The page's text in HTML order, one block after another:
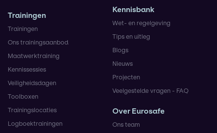
Trainingen
Trainingen
Ons trainingsaanbod
Maatwerktraining
Kennissessies
Veiligheidsdagen
Toolboxen
Trainingslocaties
Logboektrainingen
Kennisbank
Wet- en regelgeving
Tips en uitleg
Blogs
Nieuws
Projecten
Veelgestelde vragen - FAQ
Over Eurosafe
Ons team